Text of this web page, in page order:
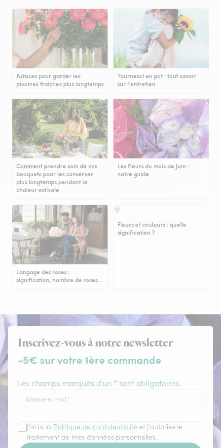
Astuces pour garder les
pivoines fraîches plus longtemps
Tournesol en pot : tout savoir
sur l'entretien
Comment prendre soin de vos
bouquets pour les conserver
plus longtemps pendant la
chaleur estivale
Les fleurs du mois de Juin :
notre guide
Langage des roses :
signification, nombre de roses…
Fleurs et couleurs : quelle
signification ?
Inscrivez-vous à notre newsletter
-5€ sur votre 1ère commande
Les champs marqués d'un * sont obligatoires.
Adresse e-mail *
J'ai lu la Politique de confidentialité et j'autorise le
traitement de mes données personnelles.